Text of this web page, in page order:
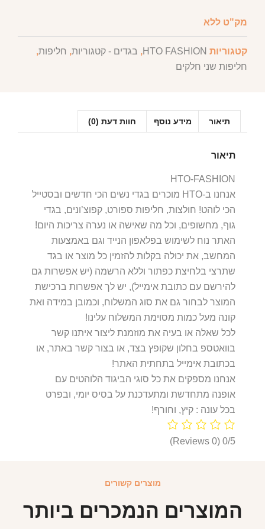
מק"ט ללא
קטגוריות HTO FASHION
, בגדים - קטגוריות, חליפות,
חליפות שני חלקים
תיאור מידע נוסף חוות דעת (0)
תיאור
HTO-FASHION
אנחנו ב-HTO מוכרים בגדי נשים הכי חדשים ובסטייל
הכי לוהט! חולצות, חליפות ספורט, קפוצ’ונים, בגדי
גוף, מחשופים, וכל מה שאישה או נערה צריכות היום!
האתר נוח לשימוש בפלאפון הנייד וגם באמצעות
המחשב, את יכולה בקלות להזמין כל מוצר או בגד
שתרצי בלחיצת כפתור וללא הרשמה (יש אפשרות גם
להירשם עם כתובת אימייל), יש לך אפשרות ברכישת
המוצר לבחור גם את סוג המשלוח, וכמובן במידה ואת
קונה מעל כמות מסוימת המשלוח עלינו!
לכל שאלה או בעיה את מוזמנת ליצור איתנו קשר
בוואטספ בחלון שקופץ בצד, או בצור קשר באתר, או
בכתובת אימייל בתחתית האתר!
אנחנו מספקים את כל סוגי הביגוד הלוהטים עם
אופנה מתחדשת ומתעדכנת על בסיס יומי, ובפרט
בכל עונה : קיץ, וחורף!
0/5
(0 Reviews)
מוצרים קשורים
המוצרים הנמכרים ביותר